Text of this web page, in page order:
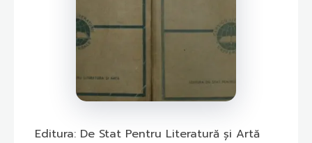
Editura: De Stat Pentru Literatură și Artă